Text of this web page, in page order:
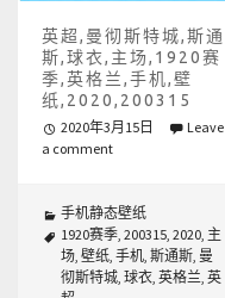
英超,曼彻斯特城,斯通
斯,球衣,主场,1920赛
季,英格兰,手机,壁
纸,2020,200315
2020年3月15日
Leave
a comment
手机静态壁纸
1920赛季, 200315, 2020, 主
场, 壁纸, 手机, 斯通斯, 曼
彻斯特城, 球衣, 英格兰, 英